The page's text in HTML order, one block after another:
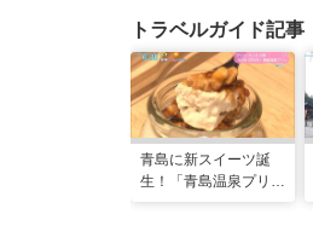
トラベルガイド記事
青島に新スイーツ誕
生！「青島温泉プリ